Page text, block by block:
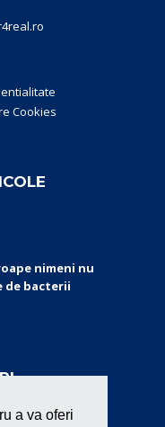
a va oferi
Cookies
nimeni nu
de bacterii